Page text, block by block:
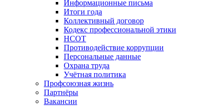
Информационные письма
Итоги года
Коллективный договор
Кодекс профессиональной этики
НСОТ
Противодействие коррупции
Персональные данные
Охрана труда
Учётная политика
Профсоюзная жизнь
Партнёры
Вакансии